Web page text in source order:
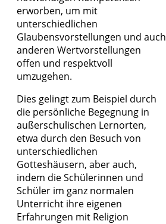
erworben, um mit
unterschiedlichen
Glaubensvorstellungen und auch
anderen Wertvorstellungen
offen und respektvoll
umzugehen.
Dies gelingt zum Beispiel durch
die persönliche Begegnung in
außerschulischen Lernorten,
etwa durch den Besuch von
unterschiedlichen
Gotteshäusern, aber auch,
indem die Schülerinnen und
Schüler im ganz normalen
Unterricht ihre eigenen
Erfahrungen mit Religion